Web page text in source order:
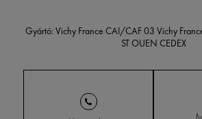
Gyártó: Vichy France CAI/CAF 03 Vichy
ST OUEN CEDEX